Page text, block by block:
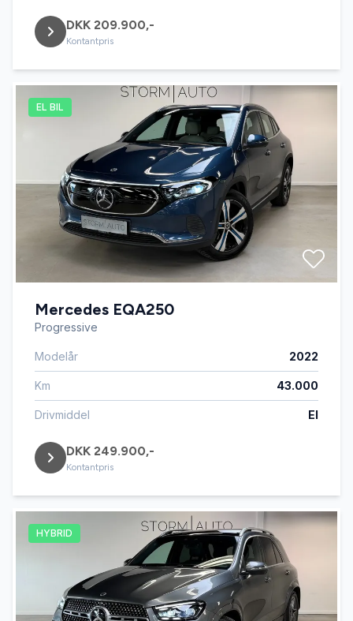
DKK 209.900,-
Kontantpris
EL BIL
Mercedes EQA250
Progressive
Modelår 2022
Km 43.000
Drivmiddel El
DKK 249.900,-
Kontantpris
HYBRID